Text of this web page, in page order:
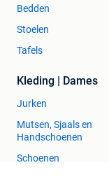
Bedden
Stoelen
Tafels
Kleding | Dames
Jurken
Mutsen, Sjaals en
Handschoenen
Schoenen